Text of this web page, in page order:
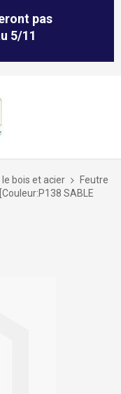
pas
5/11
bois et acier
Feutre
SABLE